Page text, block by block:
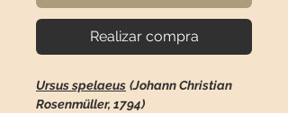
Realizar compra
Ursus spelaeus (Johann Christian
Rosenmüller, 1794)